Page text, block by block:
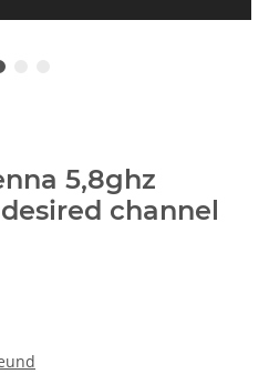
5,8ghz
channel